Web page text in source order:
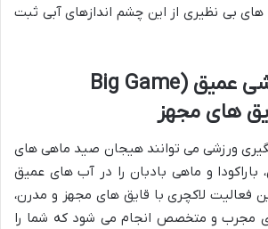
بی نظیری از این چشم اندازهای آبی ثبت
ماهیگیری ورزشی عمیق (Big Game
ورزشی می توانند هیجان صید ماهی های
باراکودا و ماهی بادبان را در آب های عمیق
فعالیت لاکچری با قایق های مجهز و مدرن،
مجرب و متخصص انجام می شود که شما را